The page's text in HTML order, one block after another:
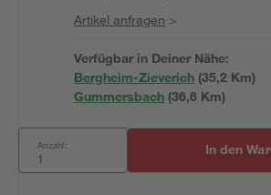
Artikel anfragen >
Verfügbar in Deiner Nähe:
Bergheim-Zieverich (35,2 Km)
Gummersbach (36,6 Km)
Anzahl: In den